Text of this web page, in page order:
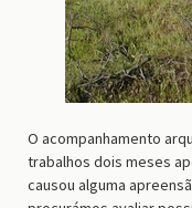
O acompanhamento
trabalhos dois meses
causou alguma